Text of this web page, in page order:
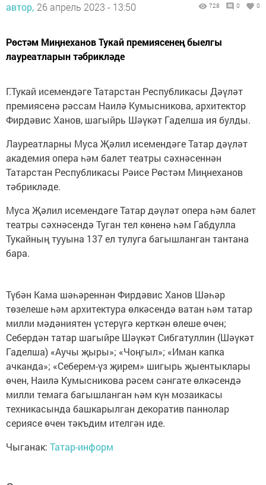
автор, 26 апрель 2023 - 13:50 728 0 0
Рөстәм Миңнеханов Тукай премиясенең быелгы
лауреатларын тәбрикләде
Г.Тукай исемендәге Татарстан Республикасы Дәүләт
премиясенә рәссам Наилә Кумысникова, архитектор
Фирдәвис Ханов, шагыйрь Шәүкәт Гаделша ия булды.
Лауреатларны Муса Җәлил исемендәге Татар дәүләт
академия опера һәм балет театры сәхнәсеннән
Татарстан Республикасы Рәисе Рөстәм Миңнеханов
тәбрикләде.
Муса Җәлил исемендәге Татар дәүләт опера һәм балет
театры сәхнәсендә Туган тел көненә һәм Габдулла
Тукайның тууына 137 ел тулуга багышланган тантана
бара.
Түбән Кама шәһәреннән Фирдәвис Ханов Шәһәр
төзелеше һәм архитектура өлкәсендә ватан һәм татар
милли мәдәниятен үстерүгә керткән өлеше өчен;
Себердән татар шагыйре Шәүкәт Сибгатуллин (Шәүкәт
Гаделша) «Аучы җыры»; «Чоңгыл»; «Иман капка
ачканда»; «Себерем-үз җирем» шигырь җыентыклары
өчен, Наилә Кумысникова рәсем сәнгате өлкәсендә
милли темага багышланган һәм күн мозаикасы
техникасында башкарылган декоратив паннолар
сериясе өчен тәкъдим ителгән иде.
Чыганак: Татар-информ